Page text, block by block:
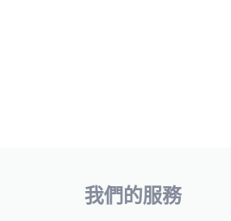
我們的服務